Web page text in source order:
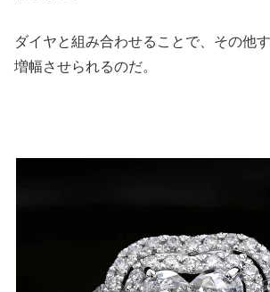
ダイヤと組み合わせることで、その他
増幅させられるのだ。